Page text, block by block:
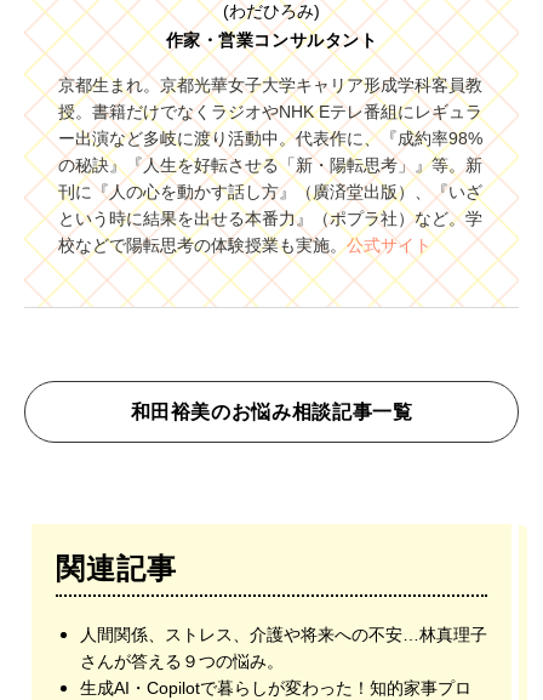
(わだひろみ)
作家・営業コンサルタント
京都生まれ。京都光華女子大学キャリア形成学科客員教
授。書籍だけでなくラジオやNHK Eテレ番組にレギュラ
ー出演など多岐に渡り活動中。代表作に、『成約率98%
の秘訣』『人生を好転させる「新・陽転思考」』等。新
刊に『人の心を動かす話し方』（廣済堂出版）、『いざ
という時に結果を出せる本番力』（ポプラ社）など。学
校などで陽転思考の体験授業も実施。公式サイト
和田裕美のお悩み相談記事一覧
関連記事
人間関係、ストレス、介護や将来への不安…林真理子
さんが答える９つの悩み。
生成AI・Copilotで暮らしが変わった！知的家事プロ